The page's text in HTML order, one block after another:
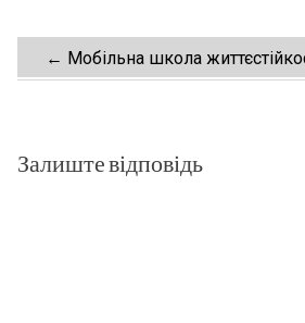
Post
← Мобільна школа
Залиште відповідь